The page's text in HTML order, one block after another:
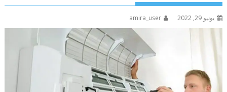
يونيو 29, 2022 amira_user